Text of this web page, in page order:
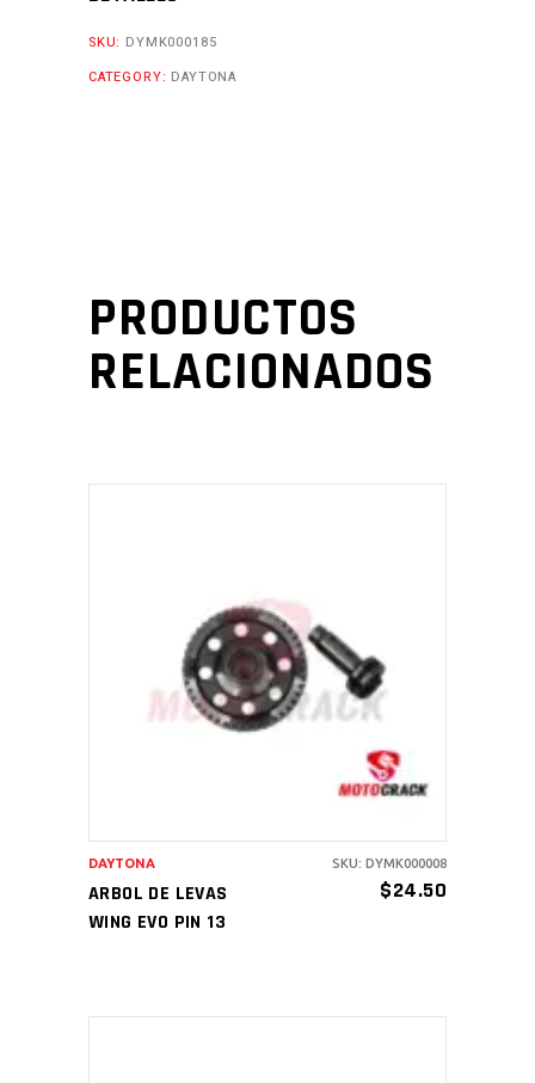
SKU: DYMK000185
CATEGORY: DAYTONA
PRODUCTOS
RELACIONADOS
AÑADIR AL CARRITO
ARBOL DE LEVAS
WING EVO PIN 13
$24.50
DAYTONA SKU: DYMK000008